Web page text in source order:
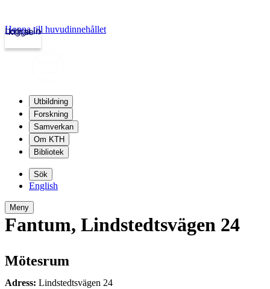
kth.se
Logga in
Hoppa till huvudinnehållet
Utbildning
Forskning
Samverkan
Om KTH
Bibliotek
Sök
English
Meny
Fantum, Lindstedtsvägen 24
Mötesrum
Adress: Lindstedtsvägen 24